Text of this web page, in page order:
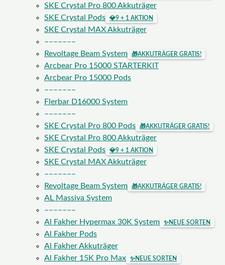
SKE Crystal Pro 800 Akkuträger
SKE Crystal Pods
💎9 + 1 AKTION
SKE Crystal MAX Akkuträger
–––––––
Revoltage Beam System
🎁AKKUTRÄGER GRATIS!
Arcbear Pro 15000 STARTERKIT
Arcbear Pro 15000 Pods
–––––––
Flerbar D16000 System
–––––––
SKE Crystal Pro 800 Pods
🎁AKKUTRÄGER GRATIS!
SKE Crystal Pro 800 Akkuträger
SKE Crystal Pods
💎9 + 1 AKTION
SKE Crystal MAX Akkuträger
–––––––
Revoltage Beam System
🎁AKKUTRÄGER GRATIS!
AL Massiva System
–––––––
Al Fakher Hypermax 30K System
✨NEUE SORTEN
Al Fakher Pods
Al Fakher Akkuträger
Al Fakher 15K Pro Max
✨NEUE SORTEN